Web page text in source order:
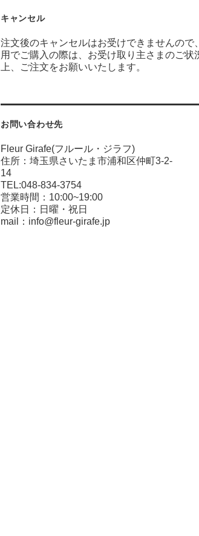
キャンセル
注文後のキャンセルはお受けできませんので
用でご購入の際は、お受け取り主さまのご状
上、ご注文をお願いいたします。
お問い合わせ先
Fleur Girafe(フルール・ジラフ)
住所：埼玉県さいたま市浦和区仲町3-2-
14
TEL:048-834-3754
営業時間：10:00~19:00
定休日：日曜・祝日
mail：info@fleur-girafe.jp